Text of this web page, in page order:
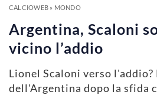
CALCIOWEB» MONDO
Argentina, Scaloni
vicino l’addio
Lionel Scaloni verso l'addio?
dell'Argentina dopo la sfida